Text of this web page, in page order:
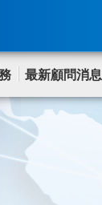
最新顧問消息